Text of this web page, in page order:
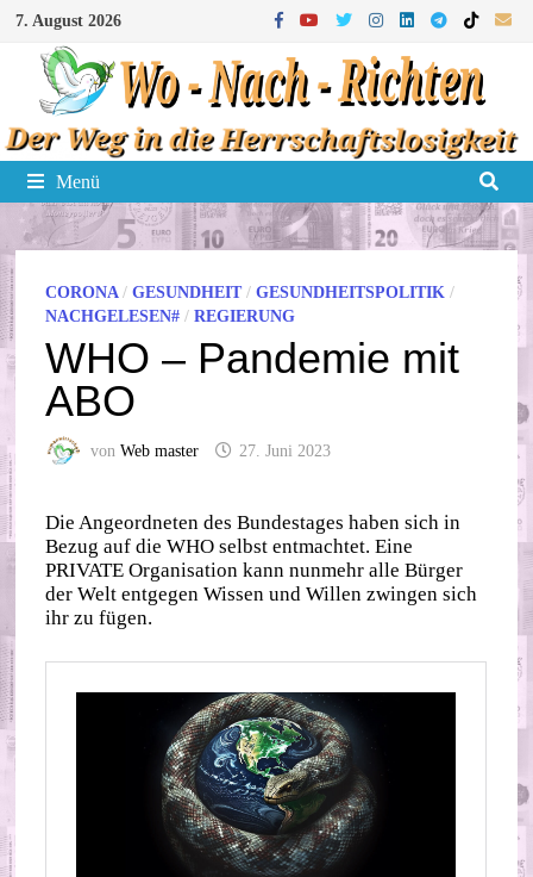
Zum
Inhalt
springen
7. August 2026
Menü
CORONA/GESUNDHEIT/GESUNDHEITSPOLITIK /
NACHGELESEN# /REGIERUNG
WHO – Pandemie mit
ABO
vonWeb master 27. Juni 2023
Die Angeordneten des Bundestages haben sich in
Bezug auf die WHO selbst entmachtet. Eine
PRIVATE Organisation kann nunmehr alle Bürger
der Welt entgegen Wissen und Willen zwingen sich
ihr zu fügen.